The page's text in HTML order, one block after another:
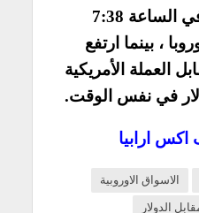
مقابل 1.17116 دولار في الساعة 7:38
، بينما ارتفع
0.20٪ مقابل العملة الأمريكية
ارابيا
الاسواق الاوروبية
الدولار